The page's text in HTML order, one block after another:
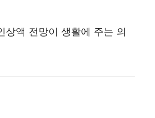
상액 전망이 생활에 주는 의